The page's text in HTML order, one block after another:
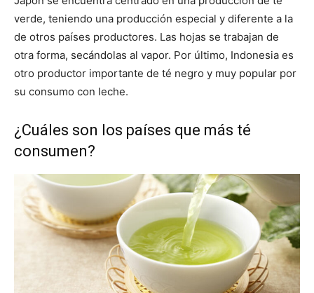
verde, teniendo una producción especial y diferente a la
de otros países productores. Las hojas se trabajan de
otra forma, secándolas al vapor. Por último, Indonesia es
otro productor importante de té negro y muy popular por
su consumo con leche.
¿Cuáles son los países que más té
consumen?